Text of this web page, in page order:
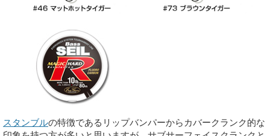
スタンブルの特徴であるリップバンパーからカバークランク的な